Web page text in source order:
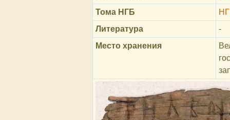
Тома НГБ
Литература
-
Место хранения